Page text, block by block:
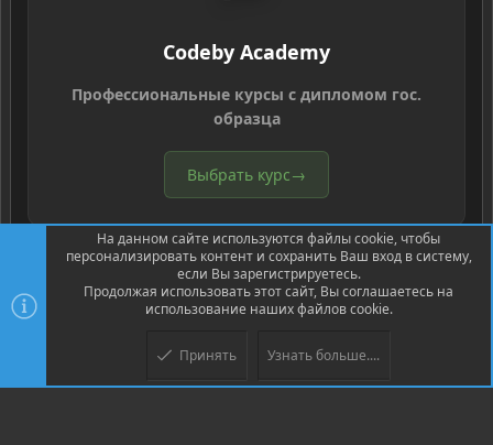
Codeby Academy
Профессиональные курсы с дипломом гос.
образца
Выбрать курс→
Community platform by XenForo ® © 2010-2026 XenForo Ltd.
© Jason Axelrod of 8WAYRUN
На данном сайте используются файлы cookie, чтобы
персонализировать контент и сохранить Ваш вход в систему,
если Вы зарегистрируетесь.
Продолжая использовать этот сайт, Вы соглашаетесь на
использование наших файлов cookie.
Принять Узнать больше....